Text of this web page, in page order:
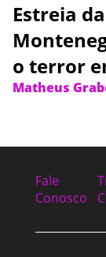
Estreia
o terror
Matheus
Fale
Conosco